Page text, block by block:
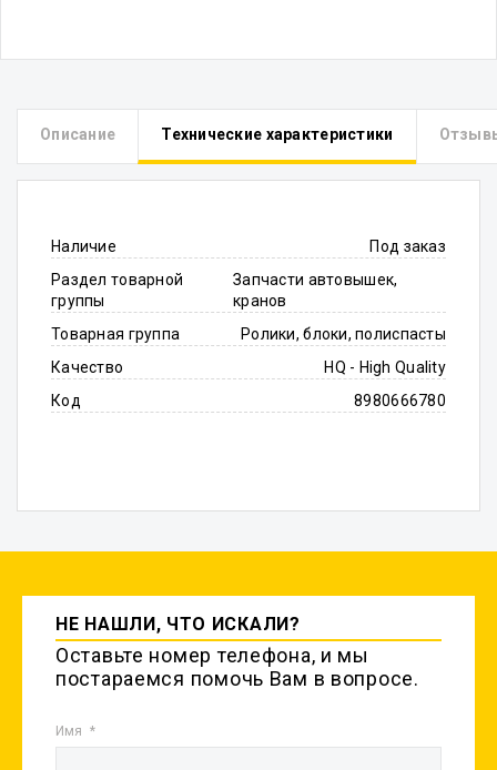
Описание Технические характеристики
Наличие
Под заказ
Раздел товарной
группы
Запчасти автовышек,
кранов
Товарная группа
Ролики, блоки, полиспасты
Качество
HQ - High Quality
Код
8980666780
НЕ НАШЛИ, ЧТО ИСКАЛИ?
Оставьте номер телефона, и мы
постараемся помочь Вам в вопросе.
Имя